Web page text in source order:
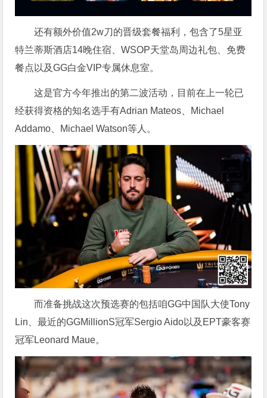
还有额外价值2w刀的晋级套餐福利，包含了5星亚
特兰蒂斯酒店14晚住宿、WSOP天堂岛周边礼包、免费
餐点以及GG白金VIP专属休息室。
这是官方今年推出的第二波活动，目前在上一轮已
经获得资格的知名选手有Adrian Mateos、Michael
Addamo、Michael Watson等人。
而准备挑战这次预选赛的包括咱GG中国队大使Tony
Lin、最近的GGMillionS冠军Sergio Aido以及EPT豪客赛
冠军Leonard Maue。